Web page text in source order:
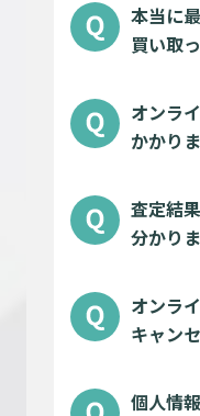
本当に
買い取
オンラ
かかり
査定結
分かり
オンラ
キャン
個人情